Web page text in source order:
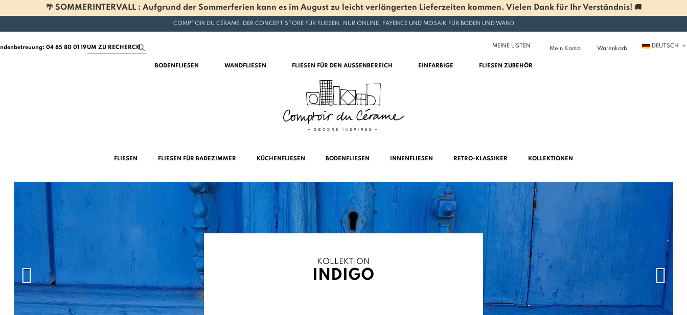
🌴 SOMMERINTERVALL : Aufgrund der Sommerferien kann es im August zu leicht verlängerten Lieferzeiten kommen. Vielen Dank für Ihr Verständnis! 🚚
COMPTOIR DU CÉRAME, DER CONCEPT STORE FÜR FLIESEN, NUR ONLINE, FAYENCE UND MOSAIK FÜR BODEN UND WAND
04 85 80 01 19 MEINE LISTEN Mein Konto Warenkorb DEUTSCH
BODENFLIESEN WANDFLIESEN FLIESEN FÜR DEN AUSSENBEREICH EINFARBIGE FLIESEN ZUBEHÖR
FLIESEN FLIESEN FÜR BADEZIMMER KÜCHENFLIESEN BODENFLIESEN INNENFLIESEN RETRO-KLASSIKER KOLLEKTIONEN
KOLLEKTION
INDIGO